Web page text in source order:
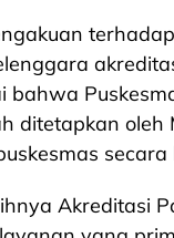
bahwa
ditetapkan oleh
Akreditasi